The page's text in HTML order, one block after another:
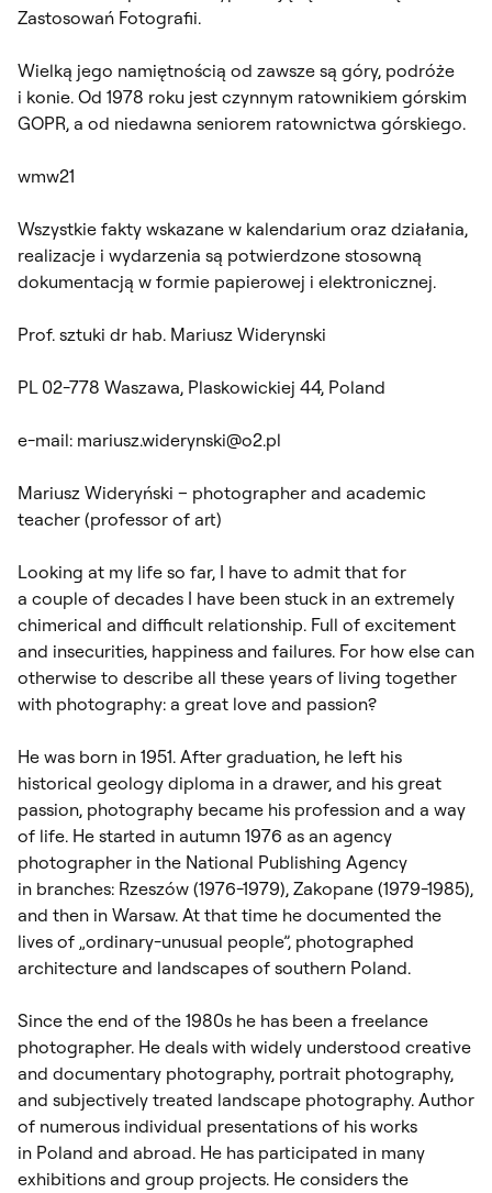
Zastosowań Fotografii.
Wielką jego namiętnością od zawsze są góry, podróże
i konie. Od 1978 roku jest czynnym ratownikiem górskim
GOPR, a od niedawna seniorem ratownictwa górskiego.
wmw21
Wszystkie fakty wskazane w kalendarium oraz działania,
realizacje i wydarzenia są potwierdzone stosowną
dokumentacją w formie papierowej i elektronicznej.
Prof. sztuki dr hab. Mariusz Widerynski
PL 02-778 Waszawa, Plaskowickiej 44, Poland
e-mail: mariusz.widerynski@o2.pl
Mariusz Wideryński – photographer and academic
teacher (professor of art)
Looking at my life so far, I have to admit that for
a couple of decades I have been stuck in an extremely
chimerical and difficult relationship. Full of excitement
and insecurities, happiness and failures. For how else can
otherwise to describe all these years of living together
with photography: a great love and passion?
He was born in 1951. After graduation, he left his
historical geology diploma in a drawer, and his great
passion, photography became his profession and a way
of life. He started in autumn 1976 as an agency
photographer in the National Publishing Agency
in branches: Rzeszów (1976-1979), Zakopane (1979-1985),
and then in Warsaw. At that time he documented the
lives of „ordinary-unusual people”, photographed
architecture and landscapes of southern Poland.
Since the end of the 1980s he has been a freelance
photographer. He deals with widely understood creative
and documentary photography, portrait photography,
and subjectively treated landscape photography. Author
of numerous individual presentations of his works
in Poland and abroad. He has participated in many
exhibitions and group projects. He considers the